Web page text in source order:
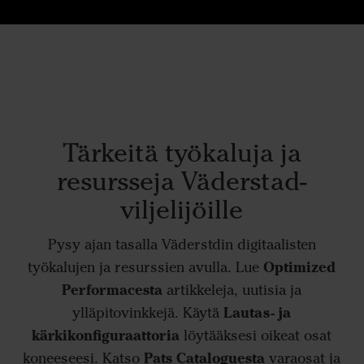
Tärkeitä työkaluja ja
resursseja Väderstad-
viljelijöille
Pysy ajan tasalla Väderstdin digitaalisten
työkalujen ja resurssien avulla. Lue Optimized
Performacesta artikkeleja, uutisia ja
ylläpitovinkkejä. Käytä Lautas- ja
kärkikonfiguraattoria löytääksesi oikeat osat
koneeseesi. Katso Pats Cataloguestavaraosat ja